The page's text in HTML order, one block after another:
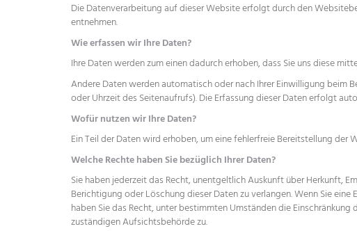
Die Datenverarbeitung auf dieser Website erfolgt durch den
entnehmen.
Wie erfassen wir Ihre Daten?
Ihre Daten werden zum einen dadurch erhoben, dass Sie uns diese
Andere Daten werden automatisch oder nach Ihrer Einwilligung beim
oder Uhrzeit des Seitenaufrufs). Die Erfassung dieser Daten erfolgt
Wofür nutzen wir Ihre Daten?
Ein Teil der Daten wird erhoben, um eine fehlerfreie Bereitstellung
Welche Rechte haben Sie bezüglich Ihrer Daten?
Sie haben jederzeit das Recht, unentgeltlich Auskunft über Herkunft,
Berichtigung oder Löschung dieser Daten zu verlangen. Wenn Sie
haben Sie das Recht, unter bestimmten Umständen die
zuständigen Aufsichtsbehörde zu.